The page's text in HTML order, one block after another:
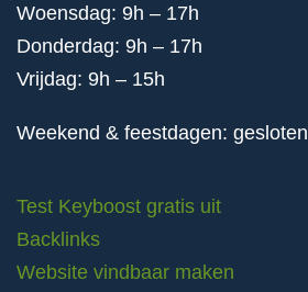
Woensdag: 9h – 17h
Donderdag: 9h – 17h
Vrijdag: 9h – 15h
Weekend & feestdagen: gesloten
Test Keyboost gratis uit
Backlinks
Website vindbaar maken